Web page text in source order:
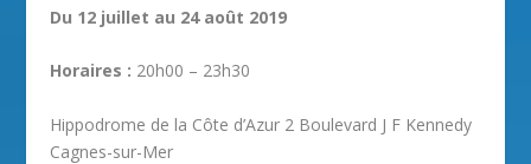
Du 12 juillet au 24 août 2019
Horaires : 20h00 – 23h30
Hippodrome de la Côte d’Azur 2 Boulevard J F Kennedy
Cagnes-sur-Mer